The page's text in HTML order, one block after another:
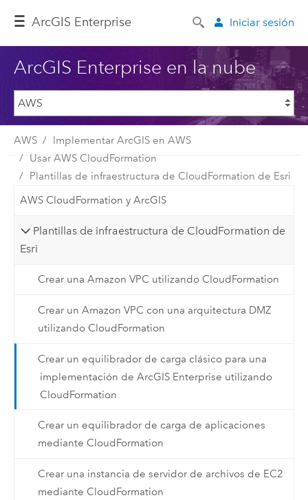
ArcGIS Enterprise Iniciar sesión
ArcGIS Enterprise en la nube
AWS
Implementar ArcGIS en AWS
Usar AWS CloudFormation
Plantillas de infraestructura de CloudFormation de Esri
AWS CloudFormation y ArcGIS
Plantillas de infraestructura de CloudFormation de
Esri
Crear una Amazon VPC utilizando CloudFormation
Crear un Amazon VPC con una arquitectura DMZ
utilizando CloudFormation
Crear un equilibrador de carga clásico para una
implementación de ArcGIS Enterprise utilizando
CloudFormation
Crear un equilibrador de carga de aplicaciones
mediante CloudFormation
Crear una instancia de servidor de archivos de EC2
mediante CloudFormation